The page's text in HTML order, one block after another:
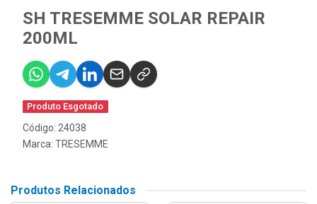
SH TRESEMME SOLAR REPAIR
200ML
Produto Esgotado
Código: 24038
Marca: TRESEMME
Produtos Relacionados